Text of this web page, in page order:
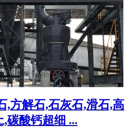
,方解石,石灰石,滑石,高
,碳酸钙超细 ...